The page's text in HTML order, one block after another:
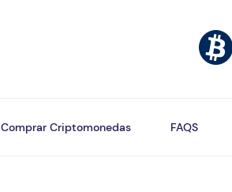
Comprar Criptomonedas FAQS